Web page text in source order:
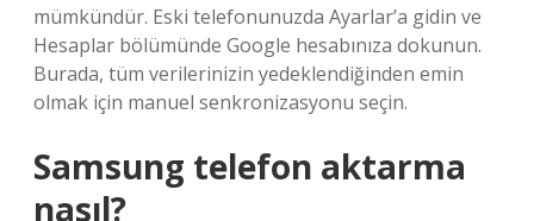
mümkündür. Eski telefonunuzda Ayarlar’a gidin ve
Hesaplar bölümünde Google hesabınıza dokunun.
Burada, tüm verilerinizin yedeklendiğinden emin
olmak için manuel senkronizasyonu seçin.
Samsung telefon aktarma
nasıl?